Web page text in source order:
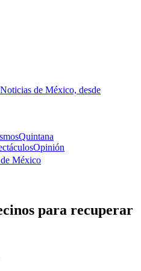
Noticias de México, desde
Quintana
Opinión
México
para recuperar